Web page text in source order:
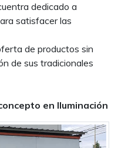
dedicado a
satisfacer las
de productos sin
de sus tradicionales
en Iluminación